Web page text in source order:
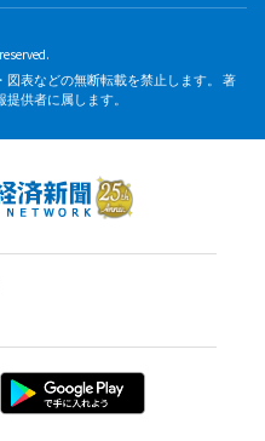
表などの無断転載を禁止します。 著
供者に属します。